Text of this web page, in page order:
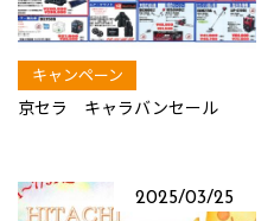
キャンペーン
京セラ キャラバンセール
2025/03/25